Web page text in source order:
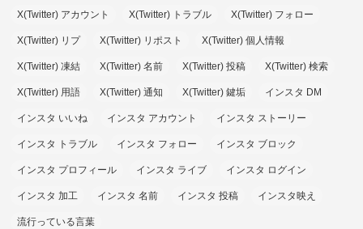
X(Twitter) アカウント X(Twitter) トラブル X(Twitter) フォロー
X(Twitter) リプ X(Twitter) リポスト X(Twitter) 個人情報
X(Twitter) 凍結 X(Twitter) 名前 X(Twitter) 投稿 X(Twitter) 検索
X(Twitter) 用語 X(Twitter) 通知 X(Twitter) 鍵垢 インスタ DM
インスタ いいね インスタ アカウント インスタ ストーリー
インスタ トラブル インスタ フォロー インスタ ブロック
インスタ プロフィール インスタ ライブ インスタ ログイン
インスタ 加工 インスタ 名前 インスタ 投稿 インスタ映え
流行っている言葉